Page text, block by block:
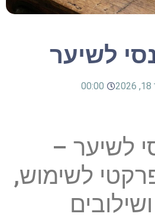
לשיער
00:00
לשיער –
לשימוש,